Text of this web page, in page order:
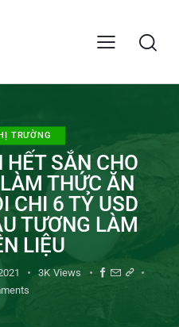
TRƯỜNG
SẮN CHO
THỨC ĂN
CHI 6 TỶ USD
TƯƠNG LÀM
LIỆU
3K Views